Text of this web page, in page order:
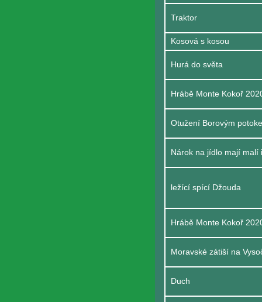
Traktor
Kosová s kosou
Hurá do světa
Hrábě Monte Kokoř
Otužení Borovým
Nárok na jídlo mají malí
ležící spící Džouda
Hrábě Monte Kokoř
Moravské zátiší na
Duch